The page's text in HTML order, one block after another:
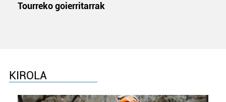
dezakezun ikusteko.
zure baimena Cookieen adierazpenean.
Webgune honek cookie propioak eta hirugarrenen cookie-
Tourreko goierritarrak
KIROLA